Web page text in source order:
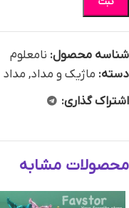
شناسه محصول: نامعلوم
دسته: ماژیک و مداد, مداد
اشتراک گذاری:
محصولات مشابه